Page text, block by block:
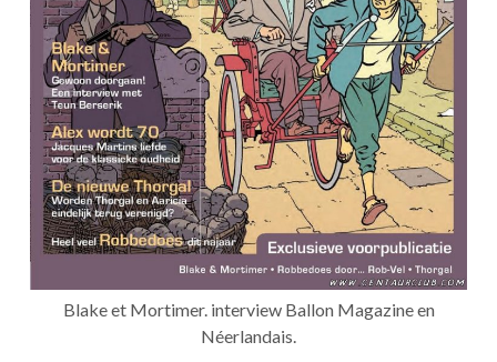
Blake et Mortimer. interview Ballon Magazine en
Néerlandais.